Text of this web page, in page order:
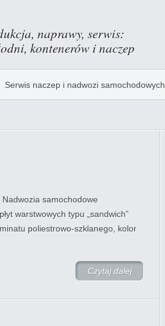
naprawy, serwis:
kontenerów i naczep
Serwis naczep i nadwozi samochodowych
samochodowe
warstwowych typu „sandwich”
poliestrowo-szklanego, kolor
Czytaj dalej